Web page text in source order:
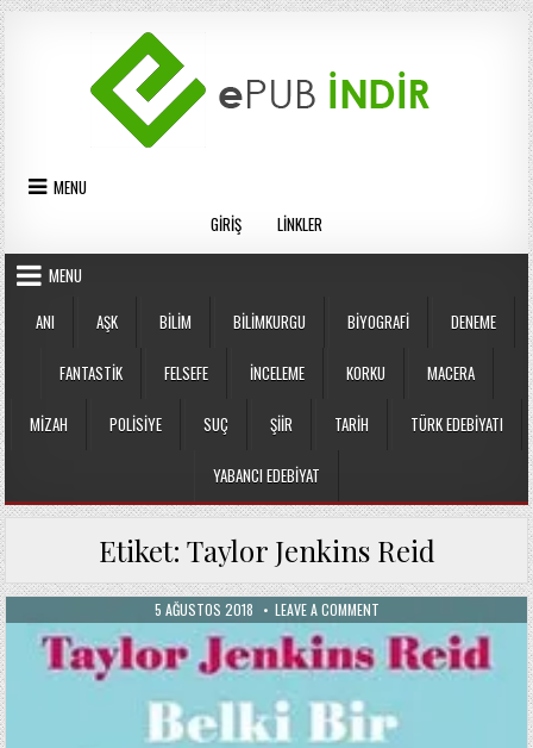
Skip
to
content
MENU
GIRIŞ
LINKLER
MENU
ANI
AŞK BILIM BILIMKURGU BIYOGRAFI DENEME
FANTASTIK FELSEFE İNCELEME KORKU MACERA
MIZAH POLISIYE SUÇ ŞIIR TARIH TÜRK EDEBIYATI
YABANCI EDEBIYAT
Etiket: Taylor Jenkins Reid
PUBLISHED
DATE:
5 AĞUSTOS 2018 LEAVE A COMMENTON
BELKI
BIR
BAŞKA
HAYATTA
JENKINS
REID